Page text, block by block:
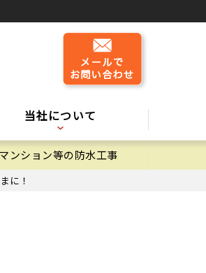
当社について
ンション等の防水工事
に！